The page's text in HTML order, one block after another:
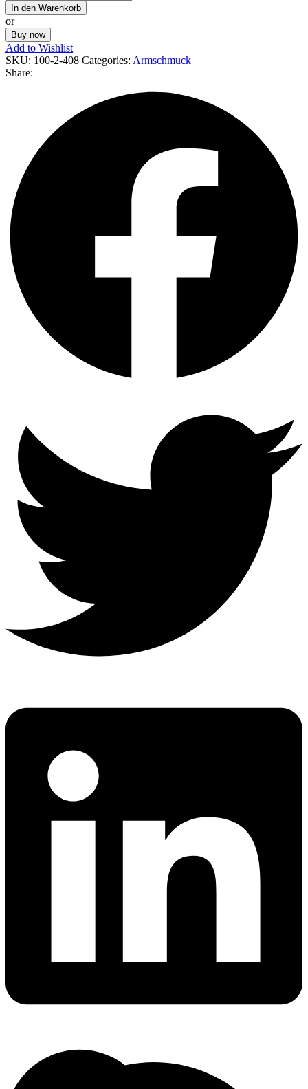
In den Warenkorb
or
Buy now
Add to Wishlist
SKU: 100-2-408 Categories: Armschmuck
Share: